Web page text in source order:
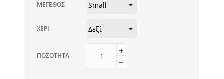
ΜΈΓΕΘΟΣ
ΧΈΡΙ
ΠΟΣΌΤΗΤΑ